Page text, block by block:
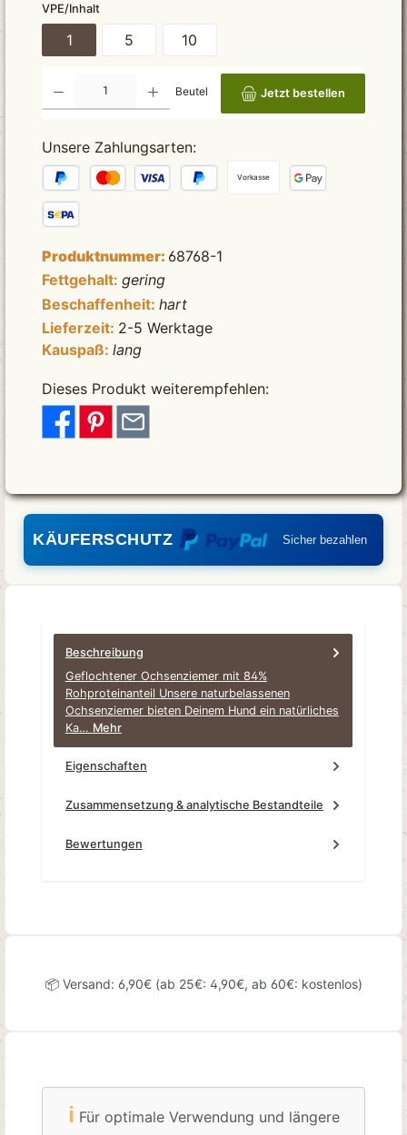
VPE/Inhaltauswählen
1 5 10
Produkt Anzahl: Gib den gewünschten Wert ein oder benutze die Schaltflächen um die
Beutel Jetzt bestellen
Unsere Zahlungsarten:
Vorkasse
Produktnummer: 68768-1
Fettgehalt: gering
Beschaffenheit: hart
Lieferzeit: 2-5 Werktage
Kauspaß: lang
Dieses Produkt weiterempfehlen:
KÄUFERSCHUTZ Sicher bezahlen
Beschreibung
Geflochtener Ochsenziemer mit 84%
Rohproteinanteil Unsere naturbelassenen
Ochsenziemer bieten Deinem Hund ein natürliches
Ka… Mehr
Eigenschaften
Zusammensetzung & analytische Bestandteile
Bewertungen
📦 Versand: 6,90€ (ab 25€: 4,90€, ab 60€: kostenlos)
ℹ️ Für optimale Verwendung und längere